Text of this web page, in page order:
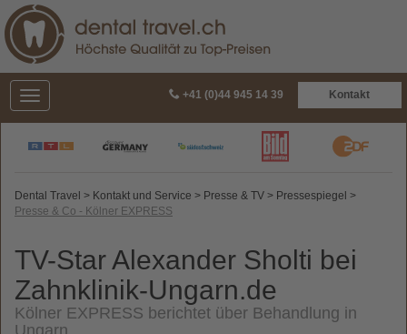
+41 (0)44 945 14 39 Kontakt
Dental Travel > Kontakt und Service > Presse & TV > Pressespiegel >
Presse & Co - Kölner EXPRESS
TV-Star Alexander Sholti bei
Zahnklinik-Ungarn.de
Kölner EXPRESS berichtet über Behandlung in
Ungarn